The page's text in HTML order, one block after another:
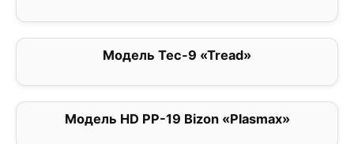
Модель Tec-9 «Tread»
Модель HD PP-19 Bizon «Plasmax»